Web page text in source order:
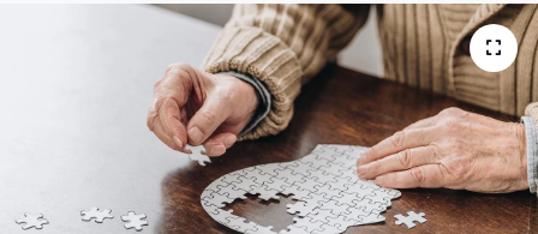
Resmi İlanlar
Rüya Tabirleri